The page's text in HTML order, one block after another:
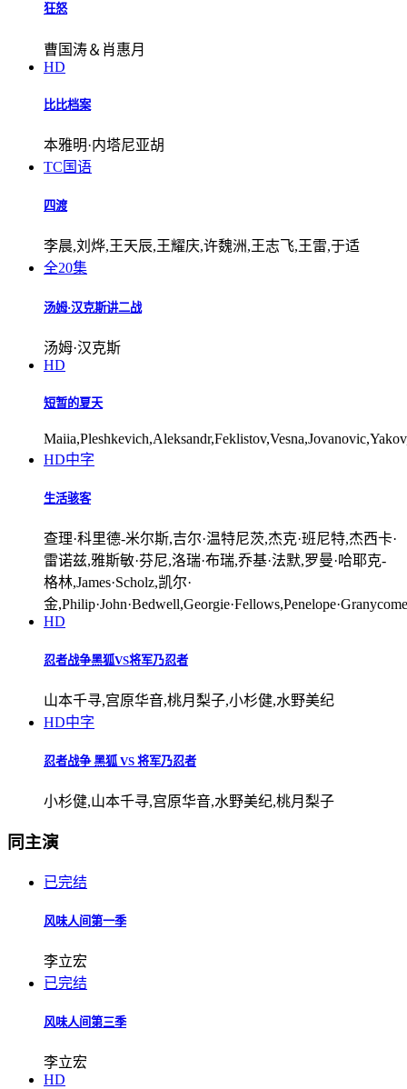
狂怒
曹国涛＆肖惠月
HD
比比档案
本雅明·内塔尼亚胡
TC国语
四渡
李晨,刘烨,王天辰,王耀庆,许魏洲,王志飞,王雷,于适
全20集
汤姆·汉克斯讲二战
汤姆·汉克斯
HD
短暂的夏天
HD中字
生活骇客
查理·科里德-米尔斯,吉尔·温特尼茨,杰克·班尼特,杰西卡·
雷诺兹,雅斯敏·芬尼,洛瑞·布瑞,乔基·法默,罗曼·哈耶克-
格林,James·Scholz,凯尔·
金
HD
忍者战争黑狐VS将军乃忍者
山本千寻,宫原华音,桃月梨子,小杉健,水野美纪
HD中字
忍者战争 黑狐 VS 将军乃忍者
小杉健,山本千寻,宫原华音,水野美纪,桃月梨子
同主演
已完结
风味人间第一季
李立宏
已完结
风味人间第三季
李立宏
HD